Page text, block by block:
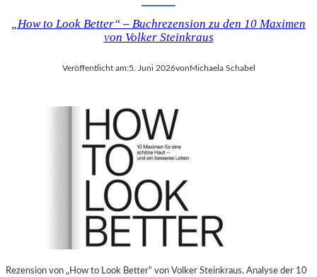
„How to Look Better“ – Buchrezension zu den 10 Maximen
von Volker Steinkraus
Veröffentlicht am:5. Juni 2026vonMichaela Schabel
Rezension von „How to Look Better“ von Volker Steinkraus. Analyse der 10